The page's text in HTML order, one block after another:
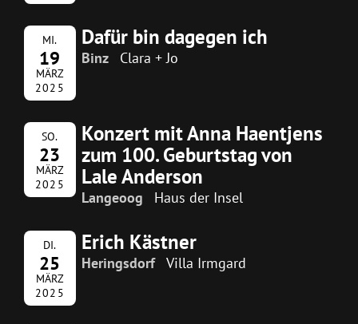
MI.
19
MÄRZ
2025
Dafür bin dagegen ich
Binz Clara + Jo
SO.
23
MÄRZ
2025
Konzert mit Anna Haentjens
zum 100. Geburtstag von
Lale Anderson
Langeoog Haus der Insel
DI.
25
MÄRZ
2025
Erich Kästner
Heringsdorf Villa Irmgard